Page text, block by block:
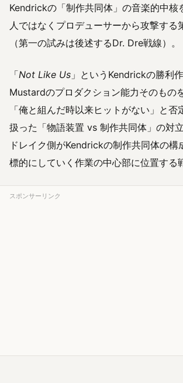
Kendrickの「制作共同体」の音楽的中核
人ではなくプロデューサーから攻撃する
（第一の試みは後述するDr. Dre戦線）。
「Not Like Us 」というKendrickの勝利
Mustardのプロダクション能力そのもの
「俺と組んだ時以来ヒットがない」と否
扱った「物語装置 vs 制作共同体」の対立
ドレイク側がKendrickの制作共同体の構
標的にしていく作業の中心部に位置する
スポンサーリンク